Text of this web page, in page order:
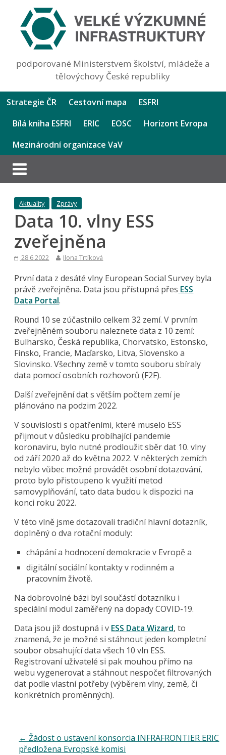
podporované Ministerstvem školství, mládeže a
tělovýchovy České republiky
Strategie ČR Cestovní mapa
ESFRI
Bílá kniha ESFRI
ERIC EOSC
Horizont Evropa
Mezinárodní organizace VaV
Aktuality Zprávy
Data 10. vlny ESS
zveřejněna
28.6.2022 Ilona Trtíková
První data z desáté vlny European Social Survey byla
právě zveřejněna. Data jsou přístupná přes ESS
Data Portal.
Round 10 se zúčastnilo celkem 32 zemí. V prvním
zveřejněném souboru naleznete data z 10 zemí:
Bulharsko, Česká republika, Chorvatsko, Estonsko,
Finsko, Francie, Maďarsko, Litva, Slovensko a
Slovinsko. Všechny země v tomto souboru sbíraly
data pomocí osobních rozhovorů (F2F).
Další zveřejnění dat s větším počtem zemí je
plánováno na podzim 2022.
V souvislosti s opatřeními, které muselo ESS
přijmout v důsledku probíhající pandemie
koronaviru, bylo nutné prodloužit sběr dat 10. vlny
od září 2020 až do května 2022. V některých zemích
nebylo vůbec možné provádět osobní dotazování,
proto bylo přistoupeno k využití metod
samovyplňování, tato data budou k dispozici na
konci roku 2022.
V této vlně jsme dotazovali tradiční hlavní dotazník,
doplněný o dva rotační moduly:
chápání a hodnocení demokracie v Evropě a
digitální sociální kontakty v rodinném a
pracovním životě.
Na dobrovolné bázi byl součástí dotazníku i
speciální modul zaměřený na dopady COVID-19.
Data jsou již dostupná i v ESS Data Wizard, to
znamená, že je možné si stáhnout jeden kompletní
soubor obsahující data všech 10 vln ESS.
Registrovaní uživatelé si pak mouhou přímo na
webu vygenerovat a stáhnout nespočet filtrovaných
dat podle vlastní potřeby (výběrem vlny, země, či
konkrétních proměnných).
← Žádost o ustavení konsorcia INFRAFRONTIER ERIC
předložena Evropské komisi